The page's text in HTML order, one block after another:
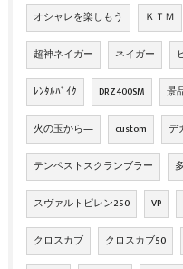
オシャレを楽しもう ＫＴＭ
超神ネイガー ネイガー
ﾚﾝﾀﾙﾊﾞｲｸ DRZ400SM 景
火の玉から― custom デ
テンペストスクランブラー
スヴァルトピレン250 VP
クロスカブ クロスカブ50